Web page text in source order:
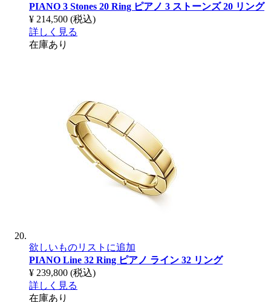
PIANO 3 Stones 20 Ring ピアノ 3 ストーンズ 20 リング
¥ 214,500 (税込)
詳しく見る
在庫あり
欲しいものリストに追加
PIANO Line 32 Ring ピアノ ライン 32 リング
¥ 239,800 (税込)
詳しく見る
在庫あり